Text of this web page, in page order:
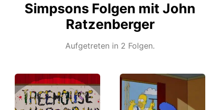
Simpsons Folgen mit John
Ratzenberger
Aufgetreten in 2 Folgen.